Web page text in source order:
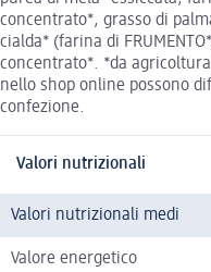
concentrato*, grasso di
cialda* (farina di
concentrato*. *da
nello shop online possono
confezione.
Valori nutrizionali
Valori nutrizionali medi
Valore energetico